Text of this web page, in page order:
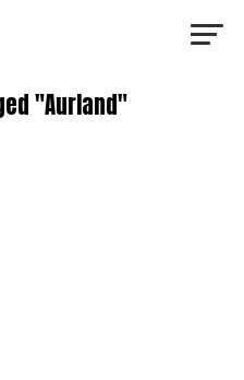
"Aurland"